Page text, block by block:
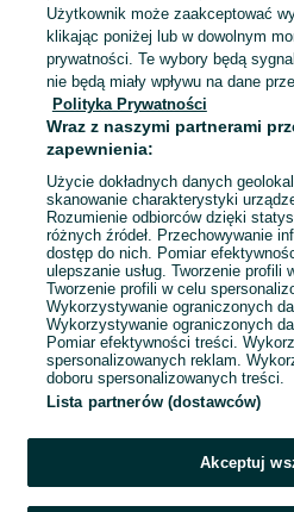
02 sierpnia
Pozostałe
45 zł
Legnica
30 lipca 2026
1 2 3
Użytkownik może zaakceptować
klikając poniżej lub w dowolnym
prywatności. Te wybory będą
nie będą miały wpływu na dane
Polityka Prywatności
Wraz z naszymi partnerami
zapewnienia:
Użycie dokładnych danych
skanowanie charakterystyki
Rozumienie odbiorców dzięki
różnych źródeł. Przechowywanie
dostęp do nich. Pomiar
ulepszanie usług. Tworzenie profili
Tworzenie profili w celu
Wykorzystywanie ograniczonych
Wykorzystywanie ograniczonych
Pomiar efektywności treści.
spersonalizowanych reklam.
doboru spersonalizowanych treści.
Lista partnerów (dostawców)
Akceptuj